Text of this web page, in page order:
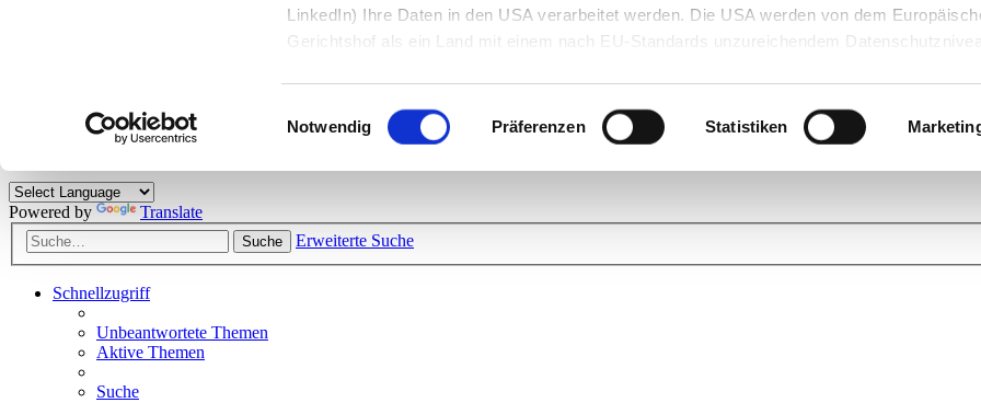
LinkedIn) Ihre Daten in den USA verarbeitet werden. Die USA werden von dem
Gerichtshof als ein Land mit einem nach EU-Standards unzureichendem
Einwilligungsauswahl
Notwendig Präferenzen Statistiken
Herzlich willkommen!
Kunden viele nützliche Hilfestellungen und interessante Tipps und Tricks. Stellen Sie Ihre Fragen und helfen Sie mit Ihrem Wissen anderen
Powered by Translate
Suche Erweiterte Suche
Schnellzugriff
Unbeantwortete Themen
Aktive Themen
Suche